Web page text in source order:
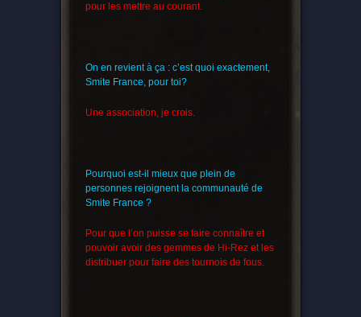
pour les mettre au courant.
On en revient à ça : c’est quoi exactement,
Smite France, pour toi?
Une association, je crois.
Pourquoi est-il mieux que plein de
personnes rejoignent la communauté de
Smite France ?
Pour que l’on puisse se faire connaître et
pouvoir avoir des gemmes de Hi-Rez et les
distribuer pour faire des tournois de fous.